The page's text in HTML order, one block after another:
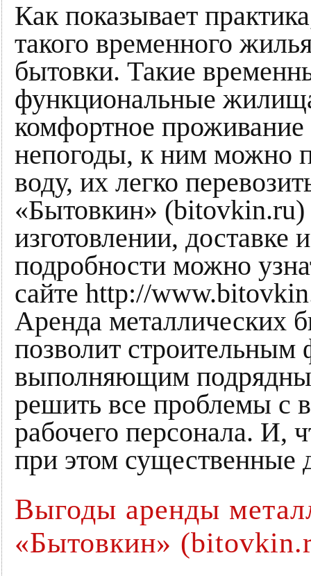
Как показывает
такого временного
бытовки. Такие
функциональные
комфортное
непогоды, к ним можно
воду, их легко
«Бытовкин» (bitovkin.ru)
изготовлении, доставке
подробности можно
сайте http://
Аренда металлических
позволит
выполняющим
решить все проблемы с
рабочего персонала. И,
при этом существенные
Выгоды аренды
«Бытовкин»